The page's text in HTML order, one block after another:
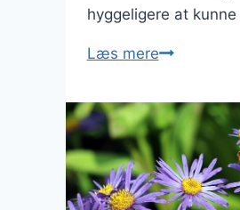
hyggeligere at
Læs mereSkab
helt
eget
hyggelige
–